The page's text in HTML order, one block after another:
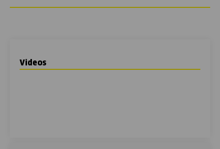
Videos